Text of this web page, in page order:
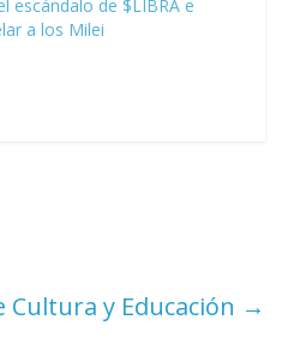
escándalo de $LIBRA e
a los Milei
Cultura y Educación →